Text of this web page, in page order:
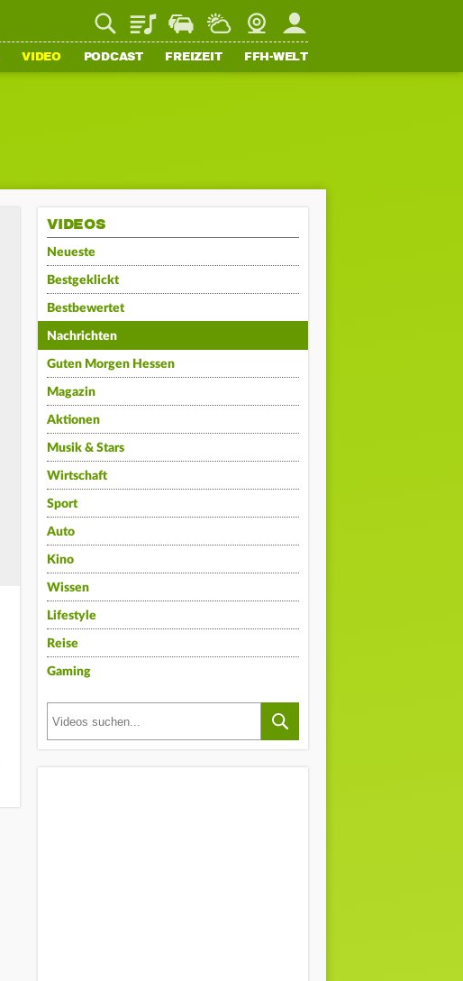
PlaylistStaupilotWetterWebcamMein FFH
VIDEO PODCAST FREIZEIT FFH-WELT
VIDEOS
Neueste
Bestgeklickt
Bestbewertet
Nachrichten
Guten Morgen Hessen
Magazin
Aktionen
Musik & Stars
Wirtschaft
Sport
Auto
Kino
Wissen
Lifestyle
Reise
Gaming